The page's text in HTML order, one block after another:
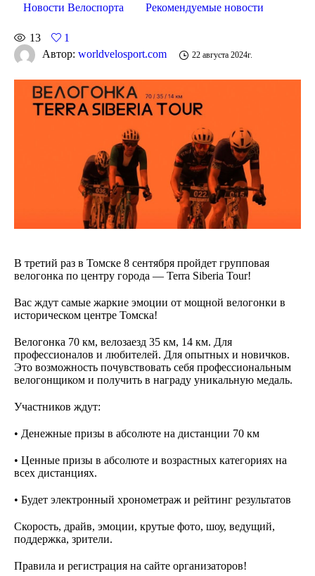
Новости Велоспорта Рекомендуемые новости
13
1
Автор: worldvelosport.com 22 августа 2024г.
В третий раз в Томске 8 сентября пройдет групповая
велогонка по центру города — Terra Siberia Tour!
Вас ждут самые жаркие эмоции от мощной велогонки в
историческом центре Томска!
Велогонка 70 км, велозаезд 35 км, 14 км. Для
профессионалов и любителей. Для опытных и новичков.
Это возможность почувствовать себя профессиональным
велогонщиком и получить в награду уникальную медаль.
Участников ждут:
• Денежные призы в абсолюте на дистанции 70 км
• Ценные призы в абсолюте и возрастных категориях на
всех дистанциях.
• Будет электронный хронометраж и рейтинг результатов
Скорость, драйв, эмоции, крутые фото, шоу, ведущий,
поддержка, зрители.
Правила и регистрация на сайте организаторов!